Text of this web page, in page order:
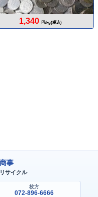
1,340 円/kg(税込)
事
サイクル
枚方
072-896-6666